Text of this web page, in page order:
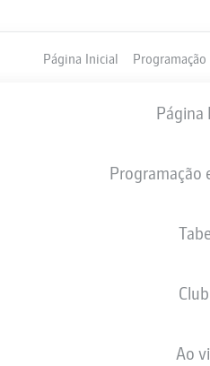
Página Inicial
Página
Programação
Ao